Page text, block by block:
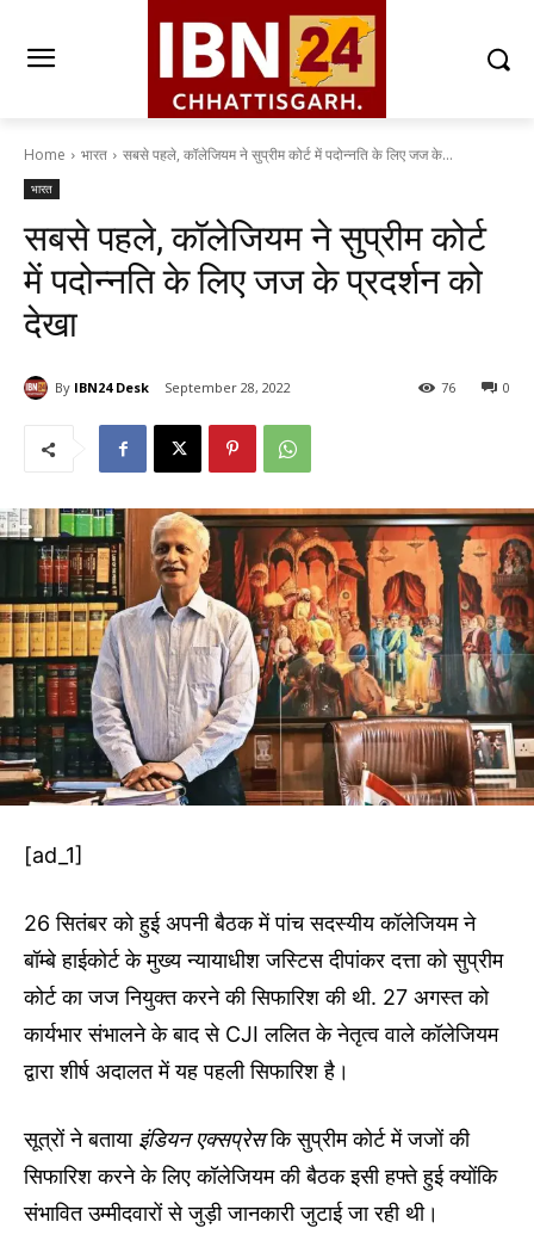
Home भारत सबसे पहले, कॉलेजियम ने सुप्रीम कोर्ट में पदोन्नति के लिए जज के...
भारत
सबसे पहले, कॉलेजियम ने सुप्रीम कोर्ट
में पदोन्नति के लिए जज के प्रदर्शन को
देखा
By IBN24 Desk September 28, 2022 0
76
[ad_1]
26 सितंबर को हुई अपनी बैठक में पांच सदस्यीय कॉलेजियम ने
बॉम्बे हाईकोर्ट के मुख्य न्यायाधीश जस्टिस दीपांकर दत्ता को सुप्रीम
कोर्ट का जज नियुक्त करने की सिफारिश की थी. 27 अगस्त को
कार्यभार संभालने के बाद से CJI ललित के नेतृत्व वाले कॉलेजियम
द्वारा शीर्ष अदालत में यह पहली सिफारिश है।
सूत्रों ने बताया इंडियन एक्सप्रेसकि सुप्रीम कोर्ट में जजों की
सिफारिश करने के लिए कॉलेजियम की बैठक इसी हफ्ते हुई क्योंकि
संभावित उम्मीदवारों से जुड़ी जानकारी जुटाई जा रही थी।